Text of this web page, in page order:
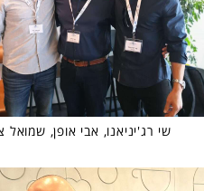
שי רג'יניאנו, אבי אופן, שמואל